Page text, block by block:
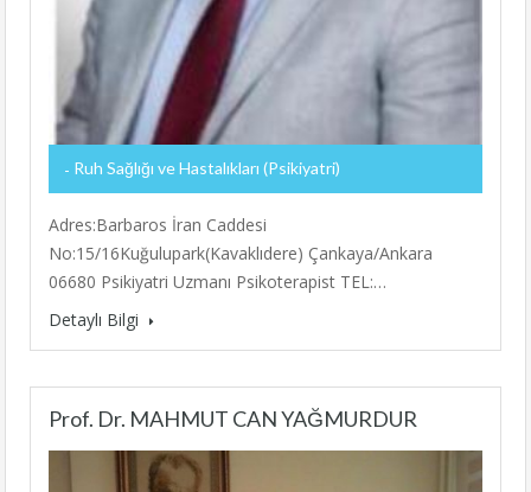
Ruh Sağlığı ve Hastalıkları (Psikiyatri)
Adres:Barbaros İran Caddesi
No:15/16Kuğulupark(Kavaklıdere) Çankaya/Ankara
06680 Psikiyatri Uzmanı Psikoterapist TEL:…
Detaylı Bilgi
Prof. Dr. MAHMUT CAN YAĞMURDUR